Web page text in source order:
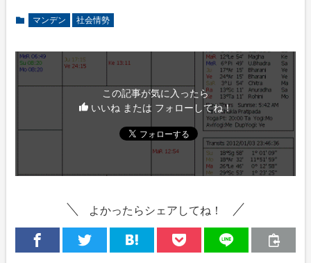
マンデン 社会情勢
この記事が気に入ったら
いいね または フォローしてね！
よかったらシェアしてね！